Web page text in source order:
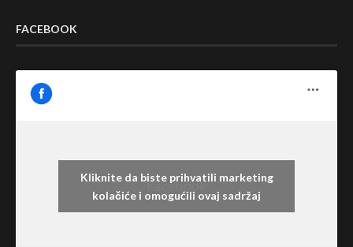
FACEBOOK
Facebook
Kliknite da biste prihvatili marketing
kolačiće i omogućili ovaj sadržaj